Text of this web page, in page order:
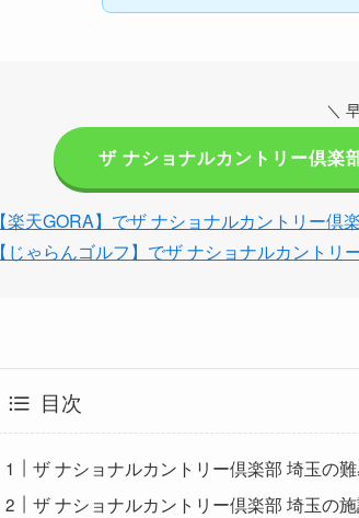
＼
ザ ナショナルカントリー倶楽
【楽天GORA】でザ ナショナルカントリー倶
【じゃらんゴルフ】でザ ナショナルカントリ
目次
ザ ナショナルカントリー倶楽部 埼玉の
ザ ナショナルカントリー倶楽部 埼玉の